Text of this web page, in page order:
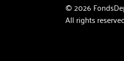
© 2026
All rights